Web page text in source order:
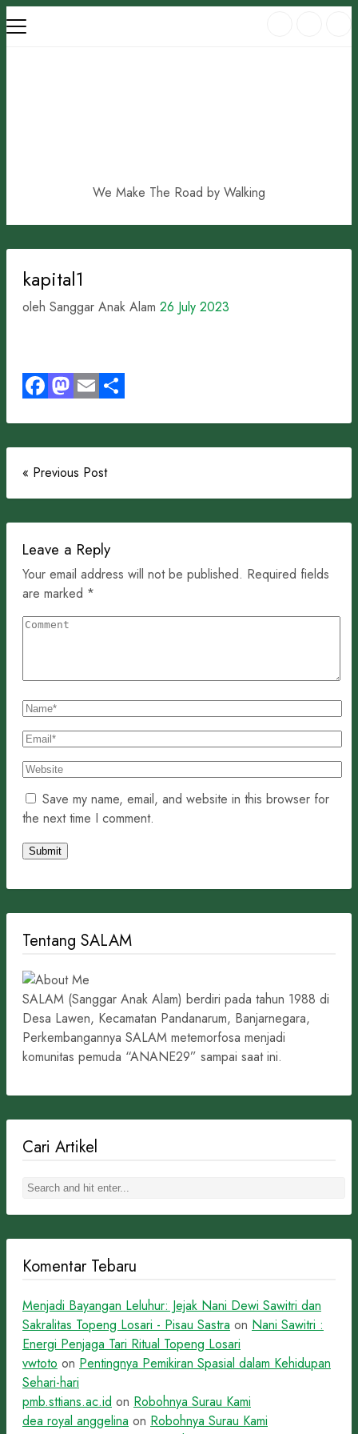
Skip
to
We Make The Road by Walking
kapital1
oleh Sanggar Anak Alam 26 July 2023
« Previous Post
Leave a Reply
Your email address will not be published. Required fields
are marked *
Save my name, email, and website in this browser for
the next time I comment.
Tentang SALAM
SALAM (Sanggar Anak Alam) berdiri pada tahun 1988 di
Desa Lawen, Kecamatan Pandanarum, Banjarnegara,
Perkembangannya SALAM metemorfosa menjadi
komunitas pemuda “ANANE29” sampai saat ini.
Cari Artikel
Komentar Tebaru
Menjadi Bayangan Leluhur: Jejak Nani Dewi Sawitri dan
Sakralitas Topeng Losari - Pisau Sastra on Nani Sawitri :
Energi Penjaga Tari Ritual Topeng Losari
vwtoto on Pentingnya Pemikiran Spasial dalam Kehidupan
Sehari-hari
pmb.sttians.ac.id on Robohnya Surau Kami
dea royal anggelina on Robohnya Surau Kami